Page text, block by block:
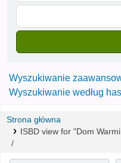
Wyszukiwanie
Wyszukiwanie według
Strona główna
ISBD view for "Dom
/